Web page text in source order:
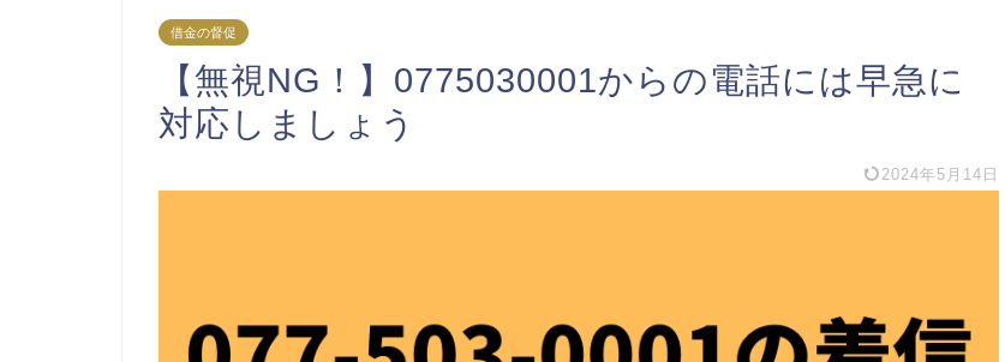
借金の督促
【無視NG！】0775030001からの電話には早急に
対応しましょう
2024年5月14日